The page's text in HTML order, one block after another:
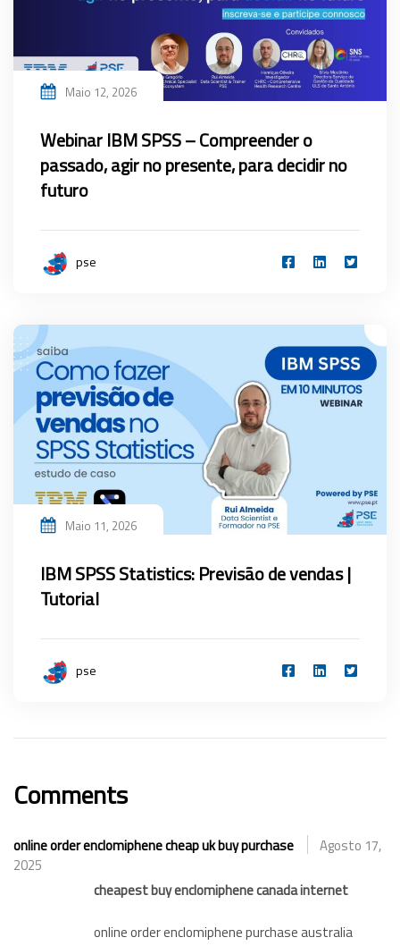
Maio 12, 2026
Webinar IBM SPSS – Compreender o
passado, agir no presente, para decidir no
futuro
pse
Maio 11, 2026
IBM SPSS Statistics: Previsão de vendas |
Tutorial
pse
Comments
online order enclomiphene cheap uk buy purchase
Agosto 17,
2025
cheapest buy enclomiphene canada internet
online order enclomiphene purchase australia